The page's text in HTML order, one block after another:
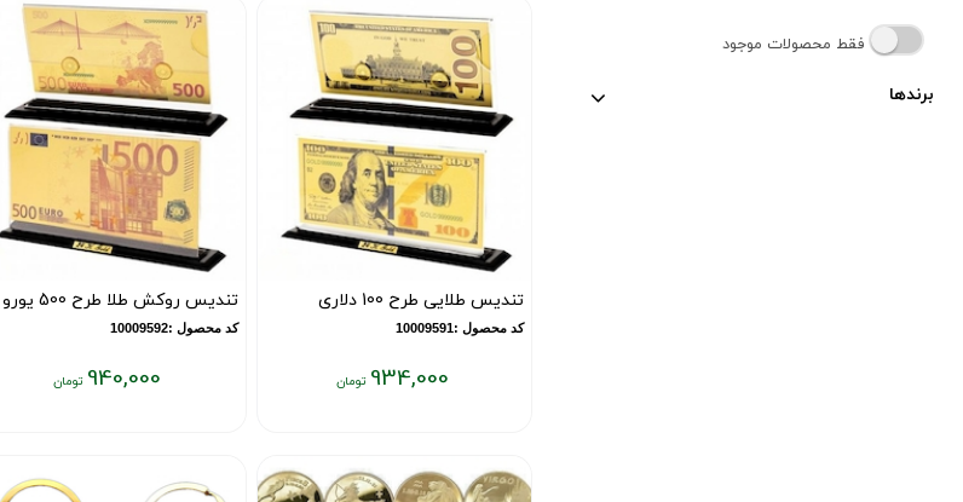
برندها
تندیس طلایی طرح 100 دلاری
کد محصول :10009591
934,000
تومان
تندیس روکش طلا طرح 500 یورو
کد محصول :10009592
940,000
تومان